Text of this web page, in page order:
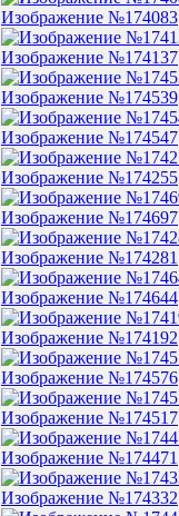
Изображение №174083
Изображение №174137
Изображение №174539
Изображение №174547
Изображение №174255
Изображение №174697
Изображение №174281
Изображение №174644
Изображение №174192
Изображение №174576
Изображение №174517
Изображение №174471
Изображение №174332